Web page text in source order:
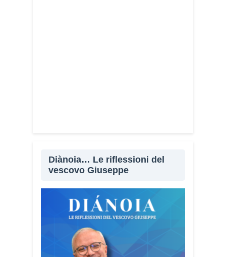
Diànoia… Le riflessioni del
vescovo Giuseppe